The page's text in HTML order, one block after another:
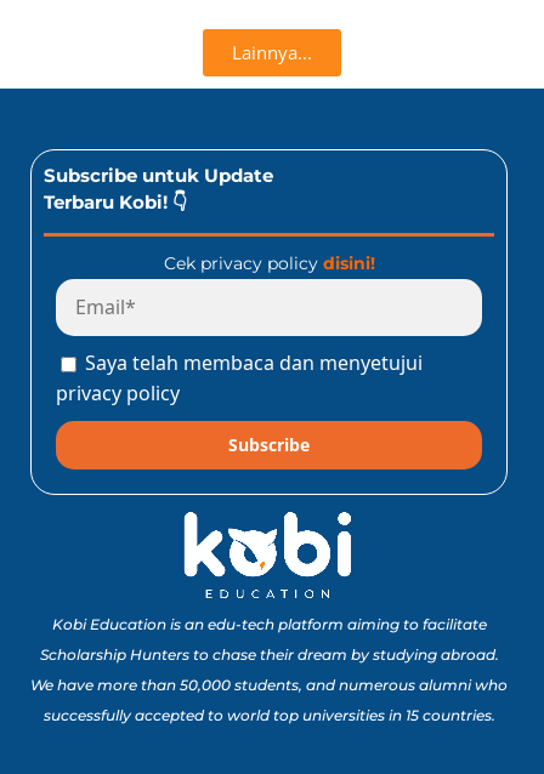
Lainnya...
Subscribe untuk Update
Terbaru Kobi! 👇
Cek privacy policy disini!
Saya telah membaca dan menyetujui
privacy policy
Subscribe
Kobi Education is an edu-tech platform aiming to facilitate
Scholarship Hunters to chase their dream by studying abroad.
We have more than 50,000 students, and numerous alumni who
successfully accepted to world top universities in 15 countries.